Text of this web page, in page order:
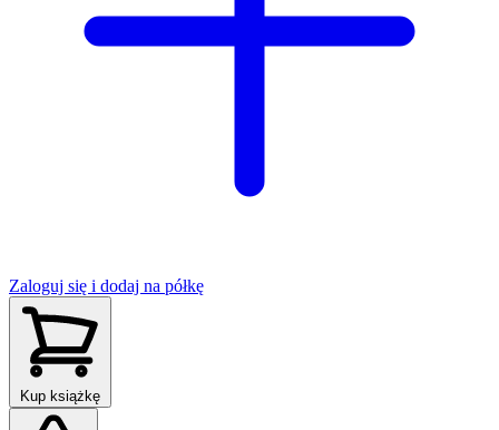
Zaloguj się i dodaj na półkę
Kup książkę